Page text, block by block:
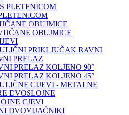
PLETENICOM
OBUJMICE
OBUJMICE
PRIKLJUČAK RAVNI
PRELAZ
PRELAZ KOLJENO 90°
PRELAZ KOLJENO 45°
CIJEVI - METALNE
DVOSLOJNE
CJEVI
DVOVIJAČNIKI